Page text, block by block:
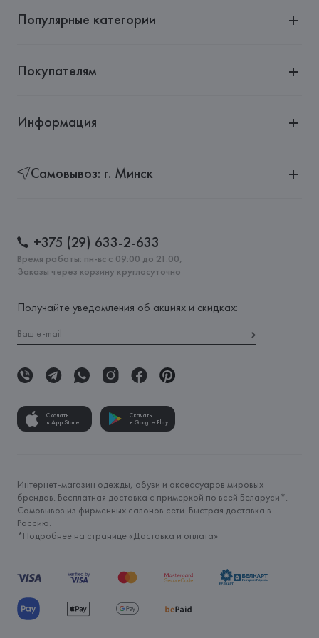
Популярные категории
Покупателям
Информация
Самовывоз: г. Минск
+375 (29) 633-2-633
Время работы: пн-вс с 09:00 до 21:00,
Заказы через корзину круглосуточно
Получайте уведомления об акциях и скидках:
Скачать
в App Store
Скачать
в Google Play
Интернет-магазин одежды, обуви и аксессуаров мировых
брендов. Бесплатная доставка с примеркой по всей Беларуси*.
Самовывоз из фирменных салонов сети. Быстрая доставка в
Россию.
*Подробнее на странице «Доставка и оплата»